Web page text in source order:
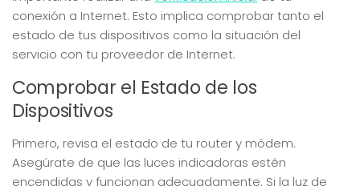
conexión a Internet. Esto implica comprobar tanto el
estado de tus dispositivos como la situación del
servicio con tu proveedor de Internet.
Comprobar el Estado de los
Dispositivos
Primero, revisa el estado de tu router y módem.
Asegúrate de que las luces indicadoras estén
encendidas y funcionan adecuadamente. Si la luz de